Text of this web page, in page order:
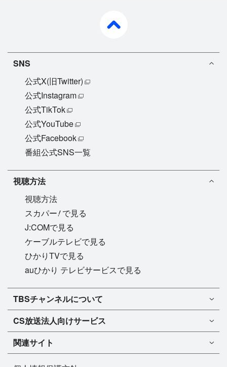
SNS
公式X(旧Twitter)
公式Instagram
公式TikTok
公式YouTube
公式Facebook
番組公式SNS一覧
視聴方法
視聴方法
スカパー!で見る
J:COMで見る
ケーブルテレビで見る
ひかりTVで見る
auひかり テレビサービスで見る
TBSチャンネル1
TBSチャンネル2
マンスリーガイド［PDF］
TBSチャンネルについて
TBSチャンネルについて
FAQ・よくあるご質問
インフォメーション
CS放送法人向けサービス
法人向けサービスについて
TBSチャンネル1
TBSチャンネル2
ドラマ
バラエティ
関連サイト